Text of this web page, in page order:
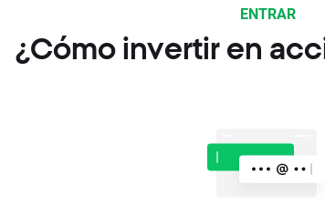
ENTRAR
¿Cómo invertir en